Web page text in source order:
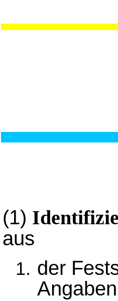
(1)
aus
der